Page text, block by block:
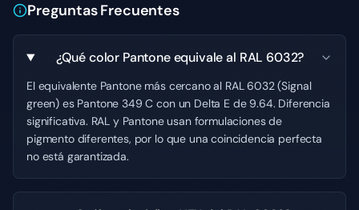
Preguntas Frecuentes
¿Qué color Pantone equivale al RAL 6032?
El equivalente Pantone más cercano al RAL 6032 (Signal
green) es Pantone 349 C con un Delta E de 9.64. Diferencia
significativa. RAL y Pantone usan formulaciones de
pigmento diferentes, por lo que una coincidencia perfecta
no está garantizada.